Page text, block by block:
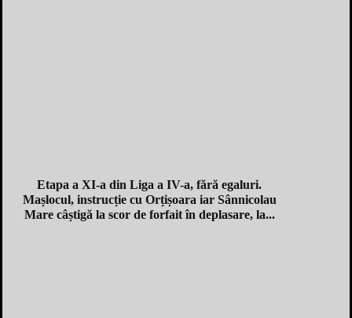
Etapa a XI-a din Liga a IV-a, fără egaluri.
Mașlocul, instrucție cu Orțișoara iar Sânnicolau
Mare câștigă la scor de forfait în deplasare, la...